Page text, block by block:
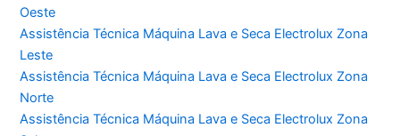
Oeste
Assistência Técnica Máquina Lava e Seca Electrolux Zona
Leste
Assistência Técnica Máquina Lava e Seca Electrolux Zona
Norte
Assistência Técnica Máquina Lava e Seca Electrolux Zona